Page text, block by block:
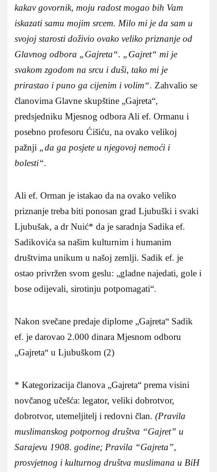
kakav govornik, moju radost mogao bih Vam
iskazati samu mojim srcem. Milo mi je da sam u
svojoj starosti doživio ovako veliko priznanje od
Glavnog odbora „Gajreta“. „Gajret“ mi je
svakom zgodom na srcu i duši, tako mi je
prirastao i puno ga cijenim i volim“. Zahvalio se
članovima Glavne skupštine „Gajreta“,
predsjedniku Mjesnog odbora Ali ef. Ormanu i
posebno profesoru Ćišiću, na ovako velikoj
pažnji „da ga posjete u njegovoj nemoći i
bolesti“.
Ali ef. Orman je istakao da na ovako veliko
priznanje treba biti ponosan grad Ljubuški i svaki
Ljubušak, a dr Nuić* da je saradnja Sadika ef.
Sadikovića sa našim kulturnim i humanim
društvima unikum u našoj zemlji. Sadik ef. je
ostao privržen svom geslu: „gladne najedati, gole i
bose odijevali, sirotinju potpomagati“.
Nakon svečane predaje diplome „Gajreta“ Sadik
ef. je darovao 2.000 dinara Mjesnom odboru
„Gajreta“ u Ljubuškom (2)
* Kategorizacija članova „Gajreta“ prema visini
novčanog učešća: legator, veliki dobrotvor,
dobrotvor, utemeljitelj i redovni član. (Pravila
muslimanskog potpornog društva “Gajret” u
Sarajevu 1908. godine; Pravila “Gajreta”,
prosvjetnog i kulturnog društva muslimana u BiH